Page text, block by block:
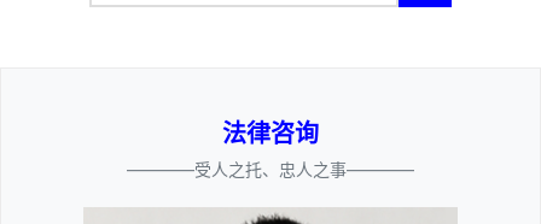
法律咨询
————受人之托、忠人之事————